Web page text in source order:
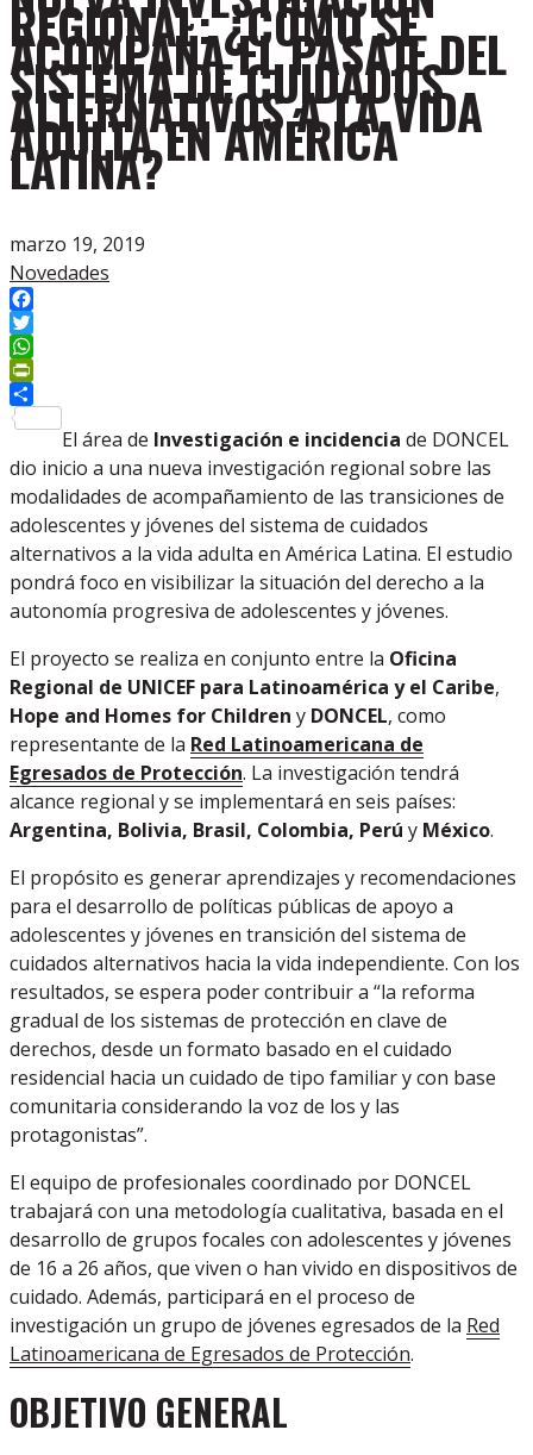
REGIONAL: ¿CÓMO SE
ACOMPAÑA EL PASAJE DEL
SISTEMA DE CUIDADOS
ALTERNATIVOS A LA VIDA
ADULTA EN AMÉRICA
LATINA?
marzo 19, 2019
Novedades
Facebook
Twitter
WhatsApp
PrintFriendly
El área de Investigación e incidencia de DONCEL
dio inicio a una nueva investigación regional sobre las
modalidades de acompañamiento de las transiciones de
adolescentes y jóvenes del sistema de cuidados
alternativos a la vida adulta en América Latina. El estudio
pondrá foco en visibilizar la situación del derecho a la
autonomía progresiva de adolescentes y jóvenes.
El proyecto se realiza en conjunto entre la Oficina
Regional de UNICEF para Latinoamérica y el Caribe,
Hope and Homes for Children y DONCEL, como
representante de la Red Latinoamericana de
Egresados de Protección. La investigación tendrá
alcance regional y se implementará en seis países:
Argentina, Bolivia, Brasil, Colombia, Perú y México.
El propósito es generar aprendizajes y recomendaciones
para el desarrollo de políticas públicas de apoyo a
adolescentes y jóvenes en transición del sistema de
cuidados alternativos hacia la vida independiente. Con los
resultados, se espera poder contribuir a “la reforma
gradual de los sistemas de protección en clave de
derechos, desde un formato basado en el cuidado
residencial hacia un cuidado de tipo familiar y con base
comunitaria considerando la voz de los y las
protagonistas”.
El equipo de profesionales coordinado por DONCEL
trabajará con una metodología cualitativa, basada en el
desarrollo de grupos focales con adolescentes y jóvenes
de 16 a 26 años, que viven o han vivido en dispositivos de
cuidado. Además, participará en el proceso de
investigación un grupo de jóvenes egresados de la Red
Latinoamericana de Egresados de Protección.
OBJETIVO GENERAL